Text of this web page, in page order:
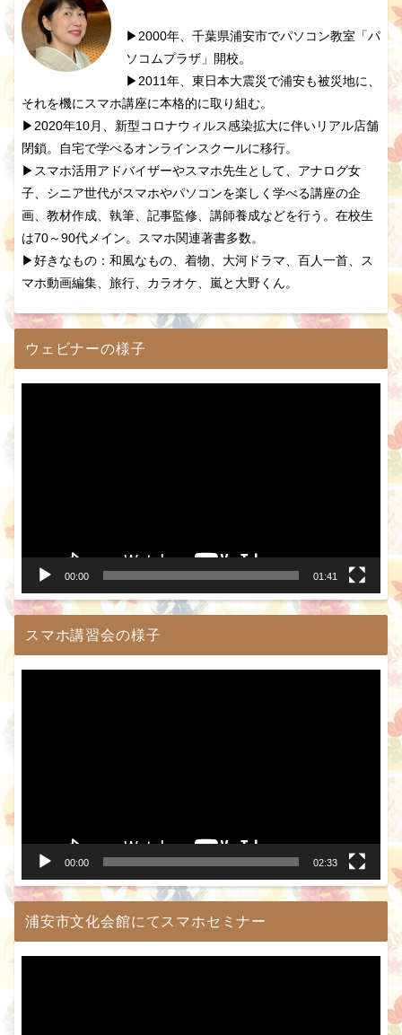
▶2000年、千葉県浦安市でパソコン教室「パ
ソコムプラザ」開校。
▶2011年、東日本大震災で浦安も被災地に、
それを機にスマホ講座に本格的に取り組む。
▶2020年10月、新型コロナウィルス感染拡大に伴いリアル店舗
閉鎖。自宅で学べるオンラインスクールに移行。
▶スマホ活用アドバイザーやスマホ先生として、アナログ女
子、シニア世代がスマホやパソコンを楽しく学べる講座の企
画、教材作成、執筆、記事監修、講師養成などを行う。在校生
は70～90代メイン。スマホ関連著書多数。
▶好きなもの：和風なもの、着物、大河ドラマ、百人一首、ス
マホ動画編集、旅行、カラオケ、嵐と大野くん。
ウェビナーの様子
00:00 01:41
スマホ講習会の様子
00:00 02:33
浦安市文化会館にてスマホセミナー